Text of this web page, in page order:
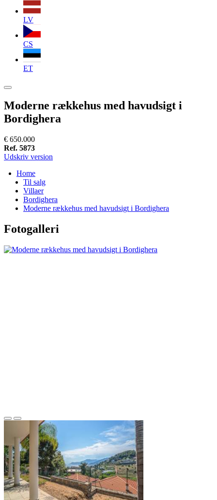
LV
CS
ET
Moderne rækkehus med havudsigt i
Bordighera
€ 650.000
Ref. 5873
Udskriv version
Home
Til salg
Villaer
Bordighera
Moderne rækkehus med havudsigt i Bordighera
Fotogalleri